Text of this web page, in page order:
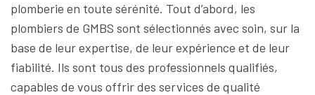
plomberie en toute sérénité. Tout d’abord, les
plombiers de GMBS sont sélectionnés avec soin, sur la
base de leur expertise, de leur expérience et de leur
fiabilité. Ils sont tous des professionnels qualifiés,
capables de vous offrir des services de qualité